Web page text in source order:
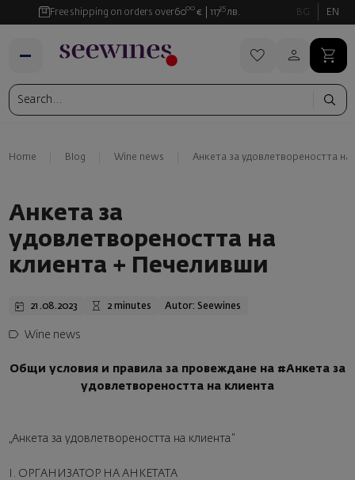
Free shipping on orders over6000 € 11735 лв. BG EN
Home Blog Wine news Анкета за удовлетвореността
Анкета за
удовлетвореността на
клиента + Печеливши
21.08.2023 2 minutes Autor: Seewines
Wine news
Общи условия и правила за провеждане на #Анкета за
удовлетвореността на клиента
„Анкета за удовлетвореността на клиента”
I. ОРГАНИЗАТОР НА АНКЕТАТА